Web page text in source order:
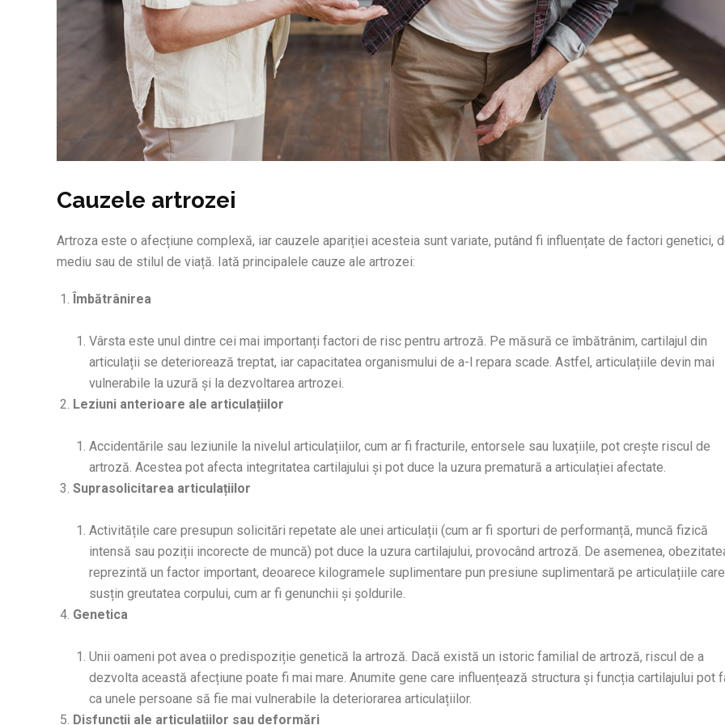
Cauzele artrozei
Artroza este o afecțiune complexă, iar cauzele apariției acesteia sunt variate, putând fi influențate de factori genetici,
mediu sau de stilul de viață. Iată principalele cauze ale artrozei:
Îmbătrânirea
Vârsta este unul dintre cei mai importanți factori de risc pentru artroză. Pe măsură ce îmbătrânim, cartilajul din
articulații se deteriorează treptat, iar capacitatea organismului de a-l repara scade. Astfel, articulațiile devin mai
vulnerabile la uzură și la dezvoltarea artrozei.
Leziuni anterioare ale articulațiilor
Accidentările sau leziunile la nivelul articulațiilor, cum ar fi fracturile, entorsele sau luxațiile, pot crește riscul de
artroză. Acestea pot afecta integritatea cartilajului și pot duce la uzura prematură a articulației afectate.
Suprasolicitarea articulațiilor
Activitățile care presupun solicitări repetate ale unei articulații (cum ar fi sporturi de performanță, muncă fizică
intensă sau poziții incorecte de muncă) pot duce la uzura cartilajului, provocând artroză. De asemenea,
reprezintă un factor important, deoarece kilogramele suplimentare pun presiune suplimentară pe articulațiile care
susțin greutatea corpului, cum ar fi genunchii și șoldurile.
Genetica
Unii oameni pot avea o predispoziție genetică la artroză. Dacă există un istoric familial de artroză, riscul de a
dezvolta această afecțiune poate fi mai mare. Anumite gene care influențează structura și funcția cartilajului pot
ca unele persoane să fie mai vulnerabile la deteriorarea articulațiilor.
Disfuncții ale articulațiilor sau deformări